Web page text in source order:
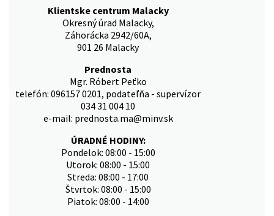
Klientske centrum Malacky
Okresný úrad Malacky,
Záhorácka 2942/60A,
901 26 Malacky
Prednosta
Mgr. Róbert Peťko
telefón: 096157 0201, podateľňa - supervízor
034 31 004 10
e-mail: prednosta.ma@minv.sk
ÚRADNÉ HODINY:
Pondelok: 08:00 - 15:00
Utorok: 08:00 - 15:00
Streda: 08:00 - 17:00
Štvrtok: 08:00 - 15:00
Piatok: 08:00 - 14:00